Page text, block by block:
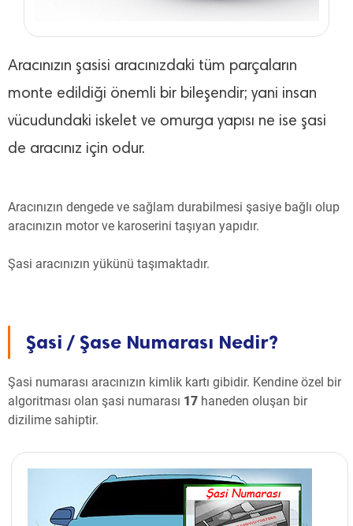
Aracınızın şasisi aracınızdaki tüm parçaların
monte edildiği önemli bir bileşendir; yani insan
vücudundaki iskelet ve omurga yapısı ne ise şasi
de aracınız için odur.
Aracınızın dengede ve sağlam durabilmesi şasiye bağlı olup
aracınızın motor ve karoserini taşıyan yapıdır.
Şasi aracınızın yükünü taşımaktadır.
Şasi / Şase Numarası Nedir?
Şasi numarası aracınızın kimlik kartı gibidir. Kendine özel bir
algoritması olan şasi numarası 17 haneden oluşan bir
dizilime sahiptir.